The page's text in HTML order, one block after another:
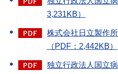
3,231KB）
株式会社日立製作
（PDF：2,442KB）
独立行政法人国立